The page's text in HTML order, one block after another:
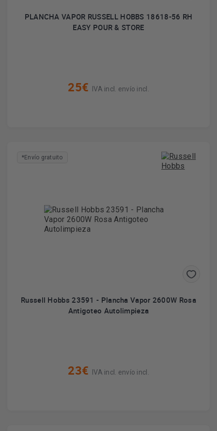
PLANCHA VAPOR RUSSELL HOBBS 18618-56 RH
EASY POUR & STORE
25€ IVA incl. envío incl.
*Envío gratuito
Russell Hobbs 23591 - Plancha Vapor 2600W Rosa
Antigoteo Autolimpieza
23€ IVA incl. envío incl.